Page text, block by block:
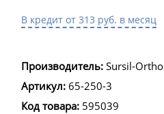
В кредит от 313 руб. в месяц
Производитель: Sursil-Ortho
Артикул: 65-250-3
Код товара: 595039